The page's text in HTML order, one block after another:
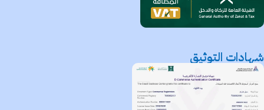
شهادات التوثيق